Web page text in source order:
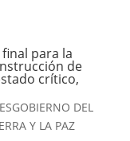
para la
de
crítico,
DEL
Y LA PAZ